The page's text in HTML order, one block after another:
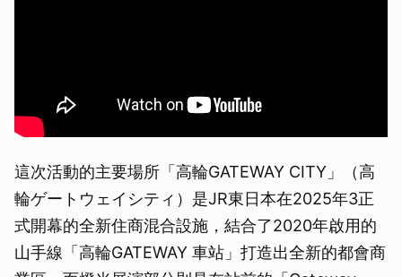
這次活動的主要場所「高輪GATEWAY CITY」（高
輪ゲートウェイシティ）是JR東日本在2025年3正
式開幕的全新住商混合設施，結合了2020年啟用的
山手線「高輪GATEWAY 車站」打造出全新的都會商